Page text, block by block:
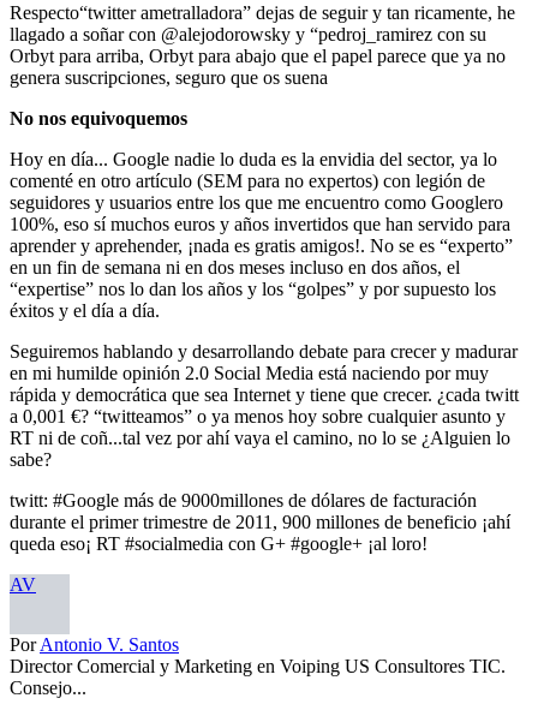
Respecto“twitter ametralladora” dejas de seguir y tan ricamente, he
llagado a soñar con @alejodorowsky y “pedroj_ramirez con su
Orbyt para arriba, Orbyt para abajo que el papel parece que ya no
genera suscripciones, seguro que os suena
No nos equivoquemos
Hoy en día... Google nadie lo duda es la envidia del sector, ya lo
comenté en otro artículo (SEM para no expertos) con legión de
seguidores y usuarios entre los que me encuentro como Googlero
100%, eso sí muchos euros y años invertidos que han servido para
aprender y aprehender, ¡nada es gratis amigos!. No se es “experto”
en un fin de semana ni en dos meses incluso en dos años, el
“expertise” nos lo dan los años y los “golpes” y por supuesto los
éxitos y el día a día.
Seguiremos hablando y desarrollando debate para crecer y madurar
en mi humilde opinión 2.0 Social Media está naciendo por muy
rápida y democrática que sea Internet y tiene que crecer. ¿cada twitt
a 0,001 €? “twitteamos” o ya menos hoy sobre cualquier asunto y
RT ni de coñ...tal vez por ahí vaya el camino, no lo se ¿Alguien lo
sabe?
twitt: #Google más de 9000millones de dólares de facturación
durante el primer trimestre de 2011, 900 millones de beneficio ¡ahí
queda eso¡ RT #socialmedia con G+ #google+ ¡al loro!
AV
PorAntonio V. Santos
Director Comercial y Marketing en Voiping US Consultores TIC.
Consejo...